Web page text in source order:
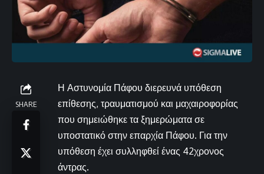
SHARE
Η Αστυνομία Πάφου διερευνά υπόθεση
επίθεσης, τραυματισμού και μαχαιροφορίας
που σημειώθηκε τα ξημερώματα σε
υποστατικό στην επαρχία Πάφου. Για την
υπόθεση έχει συλληφθεί ένας 42χρονος
άντρας.